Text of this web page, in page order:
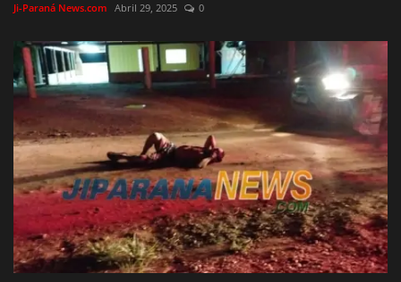
Ji-Paraná News.com Abril 29, 2025 0